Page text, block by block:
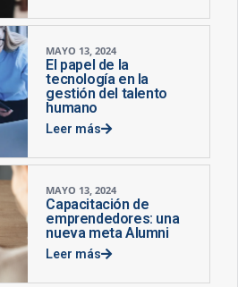
MAYO 13, 2024
El papel de la
tecnología en la
gestión del talento
humano
Leer más
MAYO 13, 2024
Capacitación de
emprendedores: una
nueva meta Alumni
Leer más